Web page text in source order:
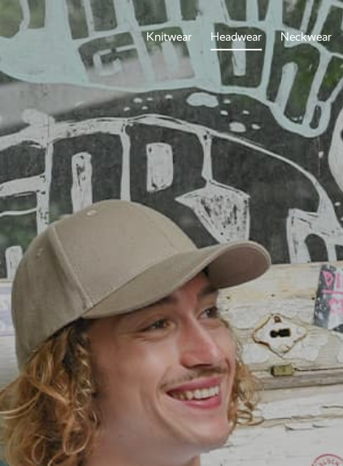
Knitwear Headwear Neckwear